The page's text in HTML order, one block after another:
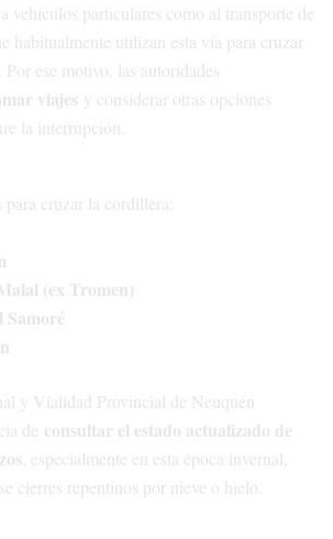
vehículos particulares como al transporte de
habitualmente utilizan esta vía para cruzar
ese motivo, las autoridades
viajes y considerar otras opciones
la interrupción.
cruzar la cordillera:
(ex Tromen)
Samoré
y Vialidad Provincial de Neuquén
de consultar el estado actualizado de
, especialmente en esta época invernal,
cierres repentinos por nieve o hielo.